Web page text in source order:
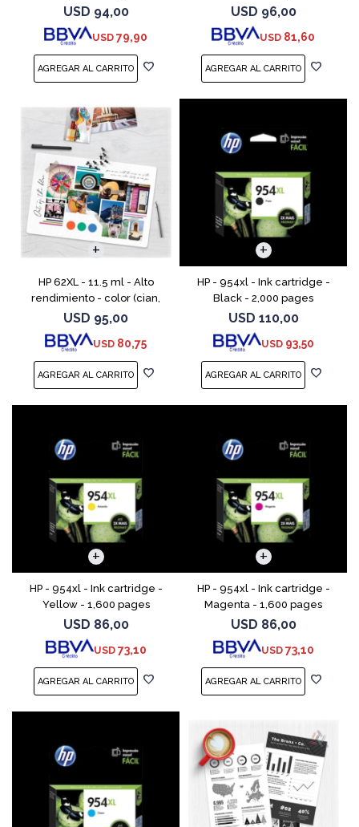
DesignJet - cartucho de tinta
- para DesignJet Studio, T210,
T230, T250, T6
USD 94,00
USD 79,90
DesignJet - cartucho de tinta
- para DesignJet Studio, T210,
T230, T250, T
USD 96,00
USD 81,60
HP 62XL - 11.5 ml - Alto
rendimiento - color (cian,
magenta, amarillo) - original
- cartucho de tinta - para
ENVY 55XX, 56XX, 76
USD 95,00
USD 80,75
HP - 954xl - Ink cartridge -
Black - 2,000 pages
USD 110,00
USD 93,50
HP - 954xl - Ink cartridge -
Yellow - 1,600 pages
USD 86,00
USD 73,10
HP - 954xl - Ink cartridge -
Magenta - 1,600 pages
USD 86,00
USD 73,10